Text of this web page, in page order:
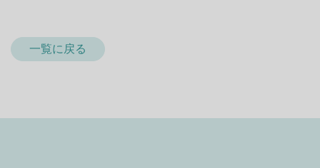
一覧に戻る